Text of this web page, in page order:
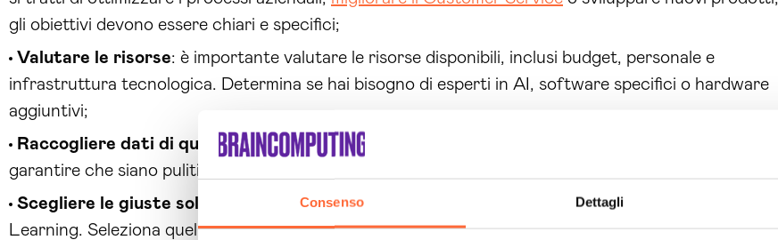
Consenso Dettagli
gli obiettivi devono essere chiari e specifici;
Valutare le risorse: è importante valutare le risorse disponibili, inclusi budget, personale e
infrastruttura tecnologica. Determina se hai bisogno di esperti in AI, software specifici o hardware
aggiuntivi;
Raccogliere dati di qualità: l’AI si basa sui dati, quindi è essenziale raccoglierne di alta qualità e
garantire che siano puliti e organizzati;
Scegliere le giuste soluzioni AI:
esistono diverse soluzioni AI, tra cui Machine Learning e Deep
Learning. Seleziona quelle che meglio si adattano ai tuoi obiettivi e alle tue risorse;